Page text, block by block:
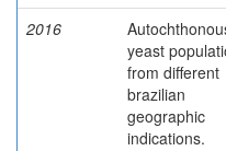
2016
yeast
from different
brazilian
geographic
indications.